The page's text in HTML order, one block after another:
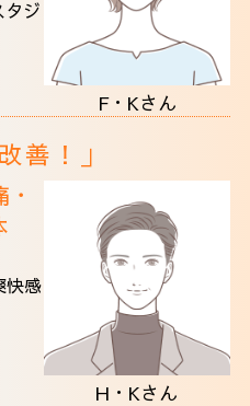
F・Kさん
タジ
善！」
H・Kさん
快感